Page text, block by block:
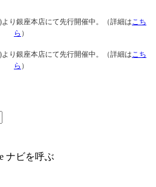
り銀座本店にて先行開催中。（詳細はこち
ら ）
り銀座本店にて先行開催中。（詳細はこち
ら ）
ナビを呼ぶ